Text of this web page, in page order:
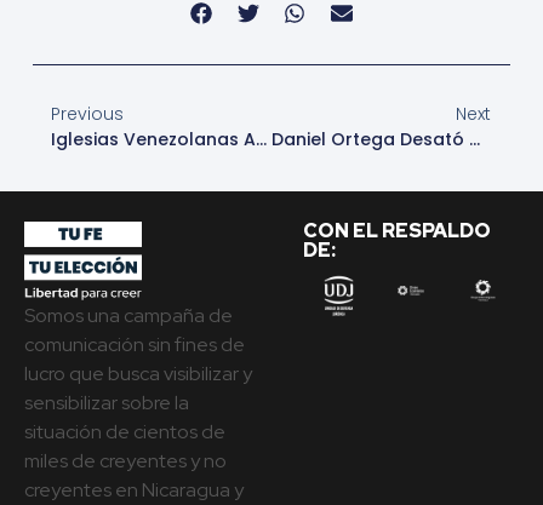
Previous
Iglesias Venezolanas Anticipan Nueva Ola Migratoria Tras Dudosa Elección De Maduro
Next
Daniel Ortega Desató Una Nueva Cacería Contra La Iglesia Católica En Nicaragua: Al Menos Nueve Sacerdotes Detenidos
Somos una campaña de
comunicación sin fines de
lucro que busca visibilizar y
sensibilizar sobre la
situación de cientos de
miles de creyentes y no
creyentes en Nicaragua y
CON EL RESPALDO
DE: